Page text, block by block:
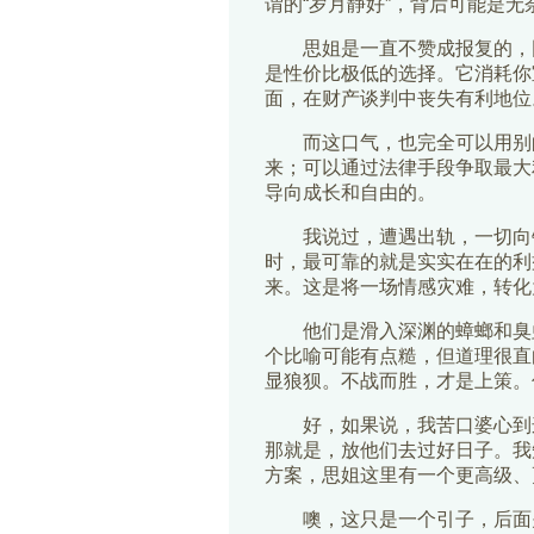
谓的“岁月静好”，背后可能是
思姐是一直不赞成报复的
是性价比极低的选择。它消耗
面，在财产谈判中丧失有利地
而这口气，也完全可以用
来；可以通过法律手段争取最
导向成长和自由的。
我说过，遭遇出轨，一切
时，最可靠的就是实实在在的
来。这是将一场情感灾难，转
他们是滑入深渊的蟑螂和
个比喻可能有点糙，但道理很
显狼狈。不战而胜，才是上策
好，如果说，我苦口婆心
那就是，放他们去过好日子。
方案，思姐这里有一个更高级
噢，这只是一个引子，后